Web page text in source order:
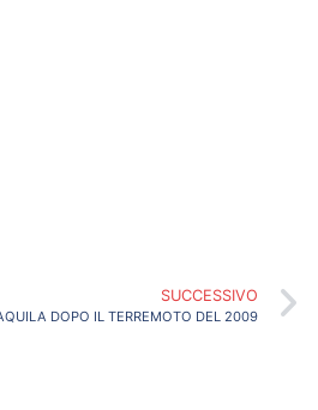
SUCCESSIVO
DOPO IL TERREMOTO DEL 2009